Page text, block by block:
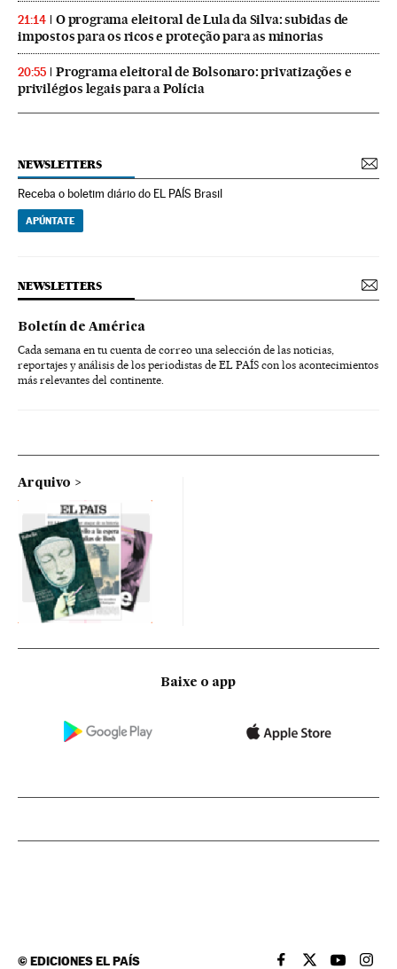
21:14
O programa eleitoral de Lula da Silva: subidas de
impostos para os ricos e proteção para as minorias
20:55
Programa eleitoral de Bolsonaro: privatizações e
privilégios legais para a Polícia
NEWSLETTERS
Receba o boletim diário do EL PAÍS Brasil
APÚNTATE
NEWSLETTERS
Boletín de América
Cada semana en tu cuenta de correo una selección de las noticias,
reportajes y análisis de los periodistas de EL PAÍS con los acontecimientos
más relevantes del continente.
Arquivo
Baixe o app
©EDICIONES EL PAÍS EL PAÍS BRASIL EN
EL PAÍSEL PAÍS
EL